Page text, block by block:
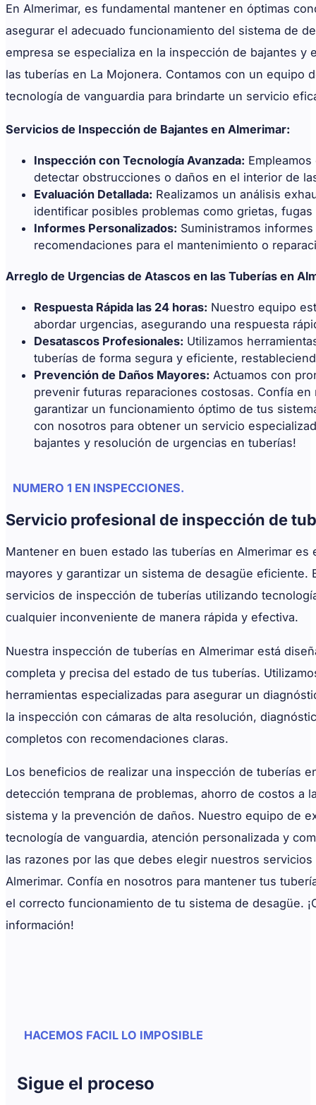
En Almerimar, es fundamental mantener en óptimas
asegurar el adecuado funcionamiento del sistema de
empresa se especializa en la inspección de bajantes y
las tuberías en La Mojonera. Contamos con un equipo
tecnología de vanguardia para brindarte un servicio
Servicios de Inspección de Bajantes en Almerimar:
Inspección con Tecnología Avanzada:
detectar obstrucciones o daños en el interior de
Evaluación Detallada: Realizamos un análisis
identificar posibles problemas como grietas,
Informes Personalizados: Suministramos
recomendaciones para el mantenimiento o
Arreglo de Urgencias de Atascos en las Tuberías en
Respuesta Rápida las 24 horas: Nuestro equipo
abordar urgencias, asegurando una respuesta
Desatascos Profesionales: Utilizamos
tuberías de forma segura y eficiente,
Prevención de Daños Mayores: Actuamos con
prevenir futuras reparaciones costosas. Confía
garantizar un funcionamiento óptimo de tus
con nosotros para obtener un servicio
bajantes y resolución de urgencias en tuberías!
NUMERO 1 EN INSPECCIONES.
Servicio profesional de inspección de
Mantener en buen estado las tuberías en Almerimar
mayores y garantizar un sistema de desagüe eficiente.
servicios de inspección de tuberías utilizando
cualquier inconveniente de manera rápida y efectiva.
Nuestra inspección de tuberías en Almerimar está
completa y precisa del estado de tus tuberías.
herramientas especializadas para asegurar un
la inspección con cámaras de alta resolución,
completos con recomendaciones claras.
Los beneficios de realizar una inspección de tuberías
detección temprana de problemas, ahorro de costos a
sistema y la prevención de daños. Nuestro equipo de
tecnología de vanguardia, atención personalizada y
las razones por las que debes elegir nuestros
Almerimar. Confía en nosotros para mantener tus
el correcto funcionamiento de tu sistema de desagüe.
información!
HACEMOS FACIL LO IMPOSIBLE
Sigue el proceso